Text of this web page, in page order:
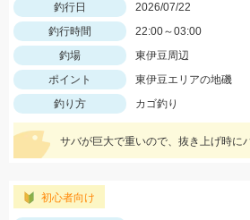
釣行日
2026/07/22
釣行時間
22:00～03:00
釣場
東伊豆周辺
ポイント
東伊豆エリアの地磯
釣り方
カゴ釣り
初心者向け